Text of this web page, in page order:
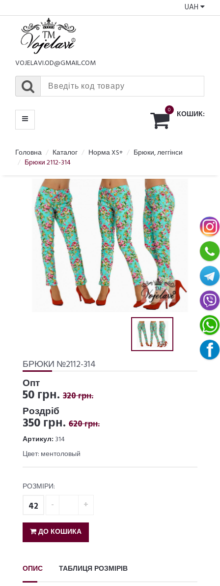
UAH
VOJELAVI.OD@GMAIL.COM
0 КОШИК:
МЕНЮ
Головна Каталог Норма XS+
Брюки, леггінси
Брюки 2112-314
БРЮКИ №2112-314
Опт
50 грн. 320 грн.
Роздріб
350 грн. 620 грн.
Артикул: 314
Цвет: ментоловый
РОЗМІРИ:
42
ДО КОШИКА
ОПИС ТАБЛИЦЯ РОЗМІРІВ